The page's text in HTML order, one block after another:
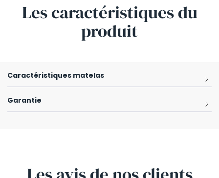
Les caractéristiquesdu
produit
Caractéristiques matelas
Garantie